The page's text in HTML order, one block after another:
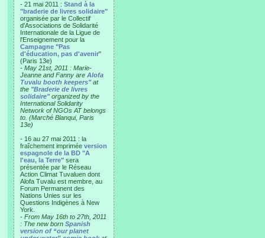
- 21 mai 2011 : Stand à la
"braderie de livres solidaire"
organisée par le Collectif
d'Associations de Solidarité
Internationale de la Ligue de
l'Enseignement pour la
Campagne "Pas
d'éducation, pas d'avenir"
(Paris 13e)
- May 21st, 2011 : Marie-
Jeanne and Fanny are Alofa
Tuvalu booth keepers"at
the "Braderie de livres
solidaire"organized by the
International Solidarity
Network of NGOs AT belongs
to. (Marché Blanqui, Paris
13e)
- 16 au 27 mai 2011 : la
fraîchement imprimée version
espagnole de la BD "A
l'eau, la Terre" sera
présentée par le Réseau
Action Climat Tuvaluen dont
Alofa Tuvalu est membre, au
Forum Permanent des
Nations Unies sur les
Questions Indigènes à New
York.
- From May 16th to 27th, 2011
: The new born Spanish
version of “our planet